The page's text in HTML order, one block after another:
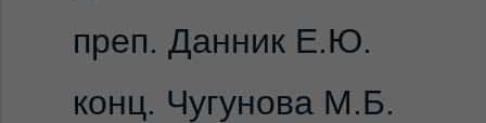
преп. Данник Е.Ю.
конц. Чугунова М.Б.